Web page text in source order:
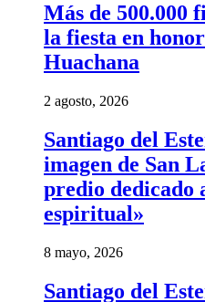
Más de 500.000
la fiesta en
Huachana
2 agosto, 2026
Santiago del
imagen de San
predio dedicado
espiritual»
8 mayo, 2026
Santiago del